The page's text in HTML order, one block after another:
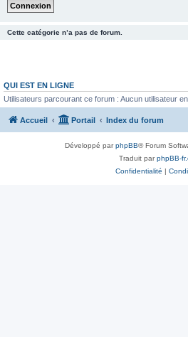
Cette catégorie n’a pas de forum.
QUI EST EN LIGNE
Utilisateurs parcourant ce forum : Aucun utilisateur
Accueil Portail Index du forum
Développé parphpBB® Forum
Traduit parphpBB-
Confidentialité |